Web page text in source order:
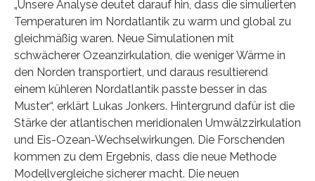
„Unsere Analyse deutet darauf hin, dass die simulierten
Temperaturen im Nordatlantik zu warm und global zu
gleichmäßig waren. Neue Simulationen mit
schwächerer Ozeanzirkulation, die weniger Wärme in
den Norden transportiert, und daraus resultierend
einem kühleren Nordatlantik passte besser in das
Muster“, erklärt Lukas Jonkers. Hintergrund dafür ist die
Stärke der atlantischen meridionalen Umwälzzirkulation
und Eis-Ozean-Wechselwirkungen. Die Forschenden
kommen zu dem Ergebnis, dass die neue Methode
Modellvergleiche sicherer macht. Die neuen